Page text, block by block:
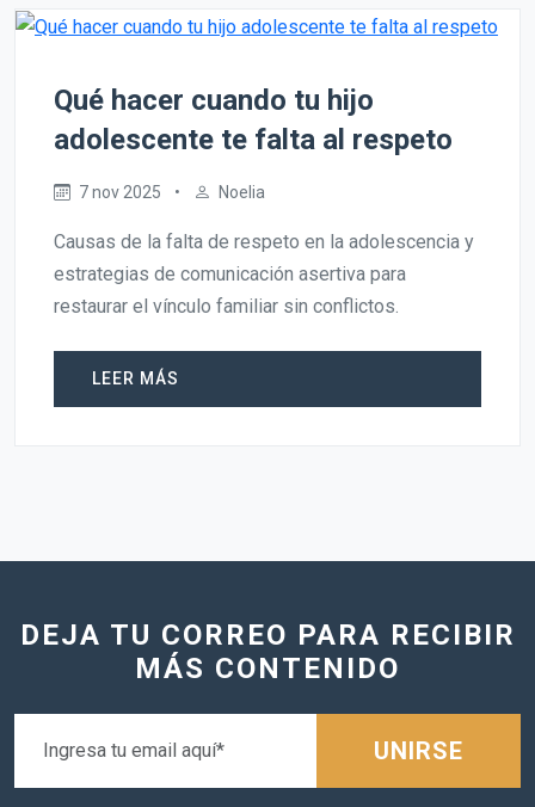
Qué hacer cuando tu hijo
adolescente te falta al respeto
7 nov 2025 • Noelia
Causas de la falta de respeto en la adolescencia y
estrategias de comunicación asertiva para
restaurar el vínculo familiar sin conflictos.
LEER MÁS
DEJA TU CORREO PARA RECIBIR
MÁS CONTENIDO
UNIRSE